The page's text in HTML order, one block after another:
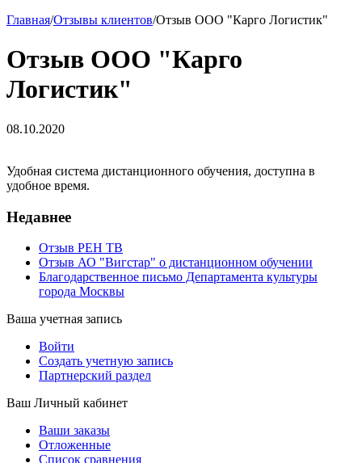
Главная/Отзывы клиентов/Отзыв ООО "Карго Логистик"
Отзыв ООО "Карго
Логистик"
08.10.2020
Удобная система дистанционного обучения, доступна в
удобное время.
Недавнее
Отзыв РЕН ТВ
Отзыв АО "Вигстар" о дистанционном обучении
Благодарственное письмо Департамента культуры
города Москвы
Ваша учетная запись
Войти
Создать учетную запись
Партнерский раздел
Ваш Личный кабинет
Ваши заказы
Отложенные
Список сравнения